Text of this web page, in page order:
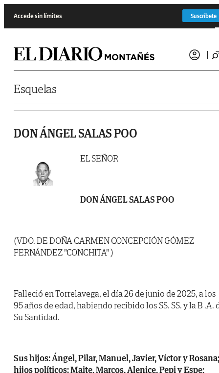
Accede sin límites Suscríbete
Esquelas
DON ÁNGEL SALAS POO
EL SEÑOR
DON ÁNGEL SALAS POO
(VDO. DE DOÑA CARMEN CONCEPCIÓN GÓMEZ
FERNÁNDEZ "CONCHITA" )
Falleció en Torrelavega, el día 26 de junio de 2025, a los
95 años de edad, habiendo recibido los SS. SS. y la B .A.
Su Santidad.
Sus hijos: Ángel, Pilar, Manuel, Javier, Víctor y Rosana;
hijos políticos: Maite, Marcos, Alenice, Pepi y Espe;